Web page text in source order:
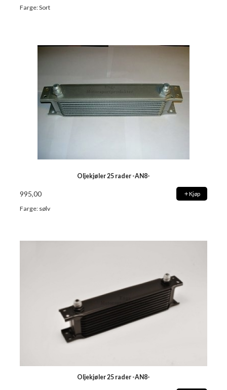
Farge: Sort
Oljekjøler 25 rader -AN8-
995,00 Kjøp
Farge: sølv
Oljekjøler 25 rader -AN8-